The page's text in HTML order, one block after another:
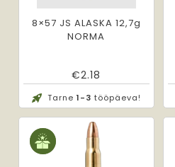
8×57 JS ALASKA 12,7g
NORMA
€2.18
Tarne 1-3 tööpäeva!